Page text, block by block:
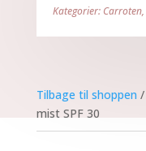
Kategorier: Carroten,
Tilbage til shoppen /
mist SPF 30